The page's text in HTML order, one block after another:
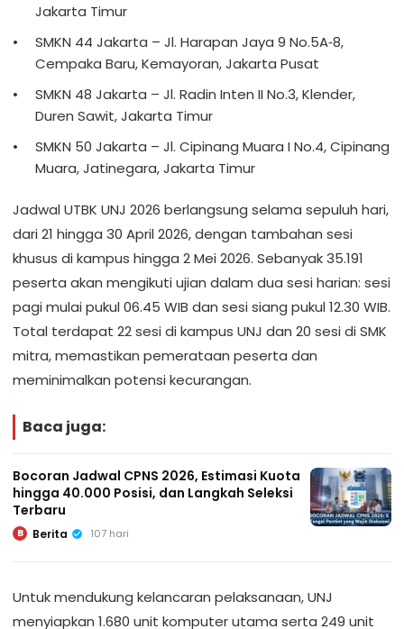
Jakarta Timur
SMKN 44 Jakarta – Jl. Harapan Jaya 9 No.5A‑8,
Cempaka Baru, Kemayoran, Jakarta Pusat
SMKN 48 Jakarta – Jl. Radin Inten II No.3, Klender,
Duren Sawit, Jakarta Timur
SMKN 50 Jakarta – Jl. Cipinang Muara I No.4, Cipinang
Muara, Jatinegara, Jakarta Timur
Jadwal UTBK UNJ 2026 berlangsung selama sepuluh hari,
dari 21 hingga 30 April 2026, dengan tambahan sesi
khusus di kampus hingga 2 Mei 2026. Sebanyak 35.191
peserta akan mengikuti ujian dalam dua sesi harian: sesi
pagi mulai pukul 06.45 WIB dan sesi siang pukul 12.30 WIB.
Total terdapat 22 sesi di kampus UNJ dan 20 sesi di SMK
mitra, memastikan pemerataan peserta dan
meminimalkan potensi kecurangan.
Baca juga:
Bocoran Jadwal CPNS 2026, Estimasi Kuota
hingga 40.000 Posisi, dan Langkah Seleksi
Terbaru
B Berita 107 hari
Untuk mendukung kelancaran pelaksanaan, UNJ
menyiapkan 1.680 unit komputer utama serta 249 unit